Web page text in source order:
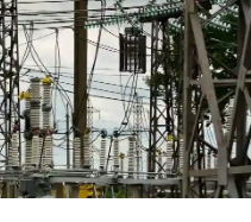
випробування